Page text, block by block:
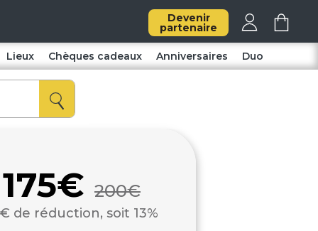
Devenir
partenaire
Lieux Chèques cadeaux Anniversaires Duo
175€ 200€
de réduction, soit 13%